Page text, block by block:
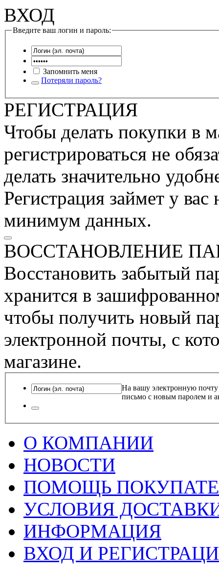
ВХОД
Введите ваш логин и пароль:
Запомнить меня
Потеряли пароль?
РЕГИСТРАЦИЯ
Чтобы делать покупки в
регистрироваться не
делать значительно
Регистрация займет у
минимум данных.
ВОССТАНОВЛЕНИЕ
Восстановить забытый
хранится в
чтобы получить новый
электронной почты, с
магазине.
На вашу электронную почту
письмо с новым паролем и
О КОМПАНИИ
НОВОСТИ
ПОМОЩЬ
УСЛОВИЯ
ИНФОРМАЦИЯ
ВХОД И